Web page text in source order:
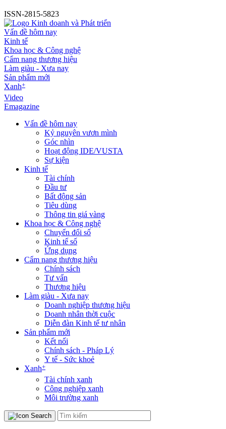
ISSN-2815-5823
Vấn đề hôm nay
Kinh tế
Khoa học & Công nghệ
Cẩm nang thương hiệu
Làm giàu - Xưa nay
Sản phẩm mới
Xanh+
Video
Emagazine
Vấn đề hôm nay
Kỷ nguyên vươn mình
Góc nhìn
Hoạt động IDE/VUSTA
Sự kiện
Kinh tế
Tài chính
Đầu tư
Bất động sản
Tiêu dùng
Thông tin giá vàng
Khoa học & Công nghệ
Chuyển đổi số
Kinh tế số
Ứng dụng
Cẩm nang thương hiệu
Chính sách
Tư vấn
Thương hiệu
Làm giàu - Xưa nay
Doanh nghiệp thương hiệu
Doanh nhân thời cuộc
Diễn đàn Kinh tế tư nhân
Sản phẩm mới
Kết nối
Chính sách - Pháp Lý
Y tế - Sức khoẻ
Xanh+
Tài chính xanh
Công nghiệp xanh
Môi trường xanh